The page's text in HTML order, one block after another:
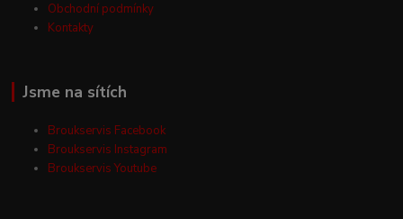
Obchodní podmínky
Kontakty
Jsme na sítích
Broukservis Facebook
Broukservis Instagram
Broukservis Youtube